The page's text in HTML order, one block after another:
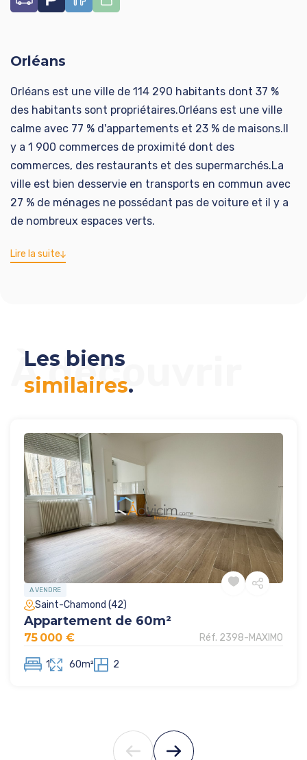
Orléans
Orléans est une ville de 114 290 habitants dont 37 %
des habitants sont propriétaires.Orléans est une ville
calme avec 77 % d'appartements et 23 % de maisons.Il
y a 1 900 commerces de proximité dont des
commerces, des restaurants et des supermarchés.La
ville est bien desservie en transports en commun avec
27 % de ménages ne possédant pas de voiture et il y a
de nombreux espaces verts.
Lire la suite
À découvrir
Les biens
similaires.
A VENDRE
Réf. 2398-MAXIMO
Saint-Chamond (42)
Appartement de 60m²
1 60m² 2
75 000 €